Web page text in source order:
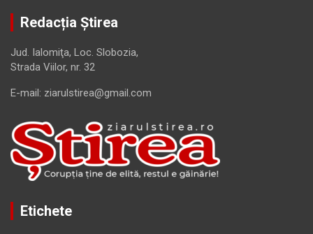
Redacția Știrea
Jud. Ialomiţa, Loc. Slobozia,
Strada Viilor, nr. 32
E-mail: ziarulstirea@gmail.com
Etichete